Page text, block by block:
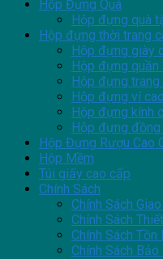
Hộp Đựng Quà
Hộp đựng quà
Hộp đựng thời trang
Hộp đựng giày
Hộp đựng quần
Hộp đựng
Hộp đựng ví
Hộp đựng kính
Hộp đựng đồng
Hộp Đựng Rượu Cao
Hộp Mềm
Túi giấy cao cấp
Chính Sách
Chính Sách
Chính Sách
Chính Sách Tồn
Chính Sách